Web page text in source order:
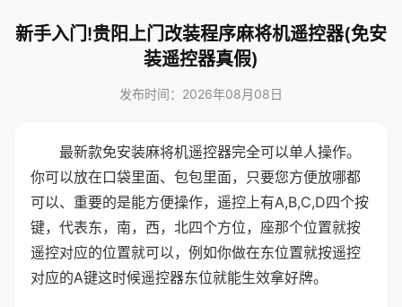
新手入门!贵阳上门改装程序麻将机遥控器(免安
装遥控器真假)
发布时间：2026年08月08日
最新款免安装麻将机遥控器完全可以单人操作。
你可以放在口袋里面、包包里面，只要您方便放哪都
可以、重要的是能方便操作，遥控上有A,B,C,D四个按
键，代表东，南，西，北四个方位，座那个位置就按
遥控对应的位置就可以，例如你做在东位置就按遥控
对应的A键这时候遥控器东位就能生效拿好牌。